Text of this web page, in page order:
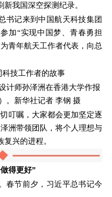
我国深空探测纪录。
书记来到中国航天科技集团
加“实现中国梦、青春勇担
青年航天工作者代表，向总
计师孙泽洲在香港大学作报
。新华社记者 李钢 摄
叮嘱，大家都会更加坚定逐
洲带领团队，将个人理想与
兴的进程。
得更好”
春节前夕，习近平总书记今